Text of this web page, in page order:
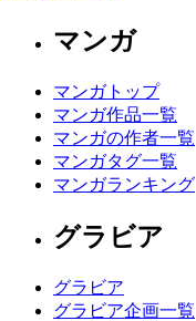
マンガ
マンガトップ
マンガ作品一覧
マンガの作者一覧
マンガタグ一覧
マンガランキング
グラビア
グラビア
グラビア企画一覧